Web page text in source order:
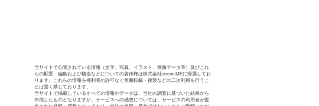
当サイトで公開されている情報（文字、写真、イラスト、画像データ等）及びこれ
らの配置・編集および構造などについての著作権は株式会社oricon MEに帰属してお
ります。これらの情報を権利者の許可なく無断転載・複製などの二次利用を行うこ
とは固く禁じております。
当サイトで掲載しているすべての情報やデータは、当社の調査に基づいた結果から
作成したものとなりますが、サービスへの感想については、サービスの利用者が提